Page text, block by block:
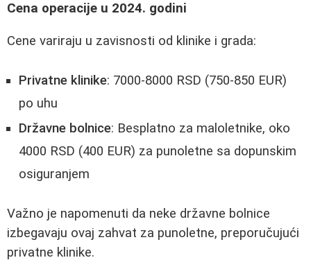
Cena operacije u 2024. godini
Cene variraju u zavisnosti od klinike i grada:
Privatne klinike: 7000-8000 RSD (750-850 EUR)
po uhu
Državne bolnice: Besplatno za maloletnike, oko
4000 RSD (400 EUR) za punoletne sa dopunskim
osiguranjem
Važno je napomenuti da neke državne bolnice
izbegavaju ovaj zahvat za punoletne, preporučujući
privatne klinike.